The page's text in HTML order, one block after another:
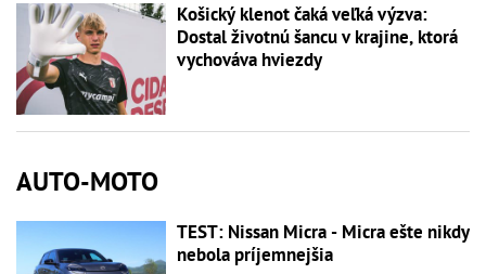
Košický klenot čaká veľká výzva:
Dostal životnú šancu v krajine, ktorá
vychováva hviezdy
AUTO-MOTO
TEST: Nissan Micra - Micra ešte nikdy
nebola príjemnejšia